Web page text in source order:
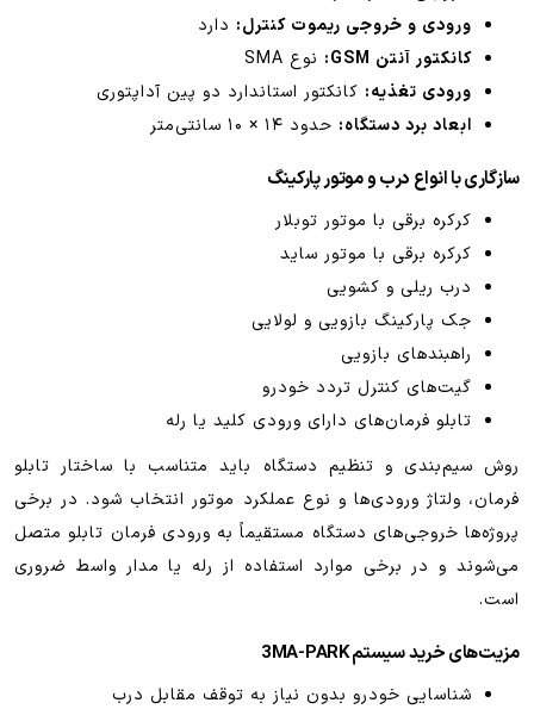
ورودی و خروجی ریموت کنترل: دارد
کانکتور آنتن GSM:
نوع SMA
ورودی تغذیه: کانکتور استاندارد دو پین آداپتوری
ابعاد برد دستگاه: حدود ۱۴ × ۱۰ سانتی‌متر
سازگاری با انواع درب و موتور پارکینگ
کرکره برقی با موتور توبلار
کرکره برقی با موتور ساید
درب ریلی و کشویی
جک پارکینگ بازویی و لولایی
راهبندهای بازویی
گیت‌های کنترل تردد خودرو
تابلو فرمان‌های دارای ورودی کلید یا رله
روش سیم‌بندی و تنظیم دستگاه باید متناسب با ساختار تابلو
فرمان، ولتاژ ورودی‌ها و نوع عملکرد موتور انتخاب شود. در برخی
پروژه‌ها خروجی‌های دستگاه مستقیماً به ورودی فرمان تابلو متصل
می‌شوند و در برخی موارد استفاده از رله یا مدار واسط ضروری
است.
مزیت‌های خرید سیستم 3MA-PARK
شناسایی خودرو بدون نیاز به توقف مقابل درب